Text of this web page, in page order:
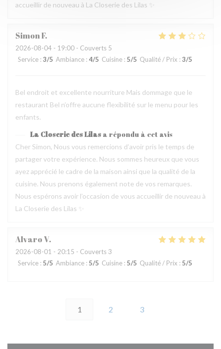
accueillir de nouveau à La Closerie des Lilas ✨
SimonF
2026-08-04 - 19:00 - Couverts 5
Service : 3/5 Ambiance : 4/5 Cuisine : 5/5 Qualité / Prix : 3/5
Bel endroit et excellente nourriture Mais dommage que le
restaurant Bel n’offre aucune flexibilité sur le menu pour les
enfants.
La Closerie des Lilas a répondu à cet avis
Cher Simon, Nous vous remercions d’avoir pris le temps de
partager votre expérience. Nous sommes heureux que vous
ayez apprécié le cadre de la maison ainsi que la qualité de la
cuisine. Nous prenons également note de vos remarques.
Nous espérons avoir l’occasion de vous accueillir de nouveau à
La Closerie des Lilas ✨
AlvaroV
2026-08-01 - 20:15 - Couverts 3
Service : 5/5 Ambiance : 5/5 Cuisine : 5/5 Qualité / Prix : 5/5
1 2 3